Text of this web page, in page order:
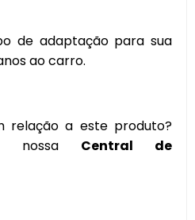
de adaptação para sua
ao carro.
relação a este produto?
nossa Central de